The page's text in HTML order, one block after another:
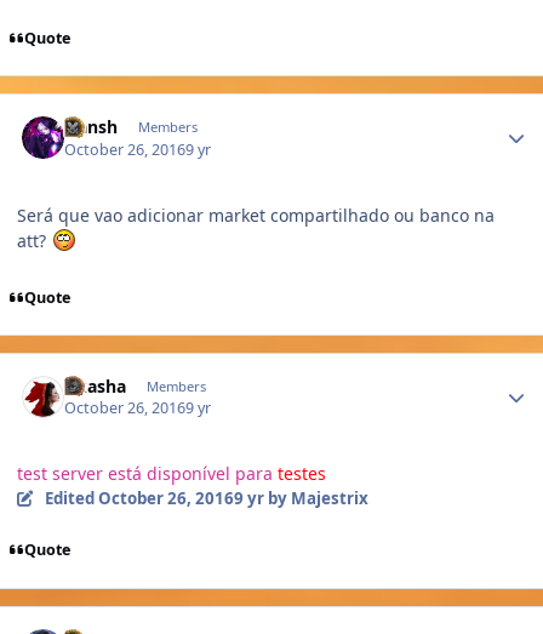
Quote
Hansh Members
October 26, 20169 yr
Será que vao adicionar market compartilhado ou banco na
att?
Quote
Akasha Members
October 26, 20169 yr
test server está disponível para testes
Edited October 26, 20169 yrby Majestrix
Quote